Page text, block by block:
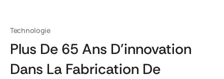
Technologie
Plus De 65 Ans D'innovation
Dans La Fabrication De